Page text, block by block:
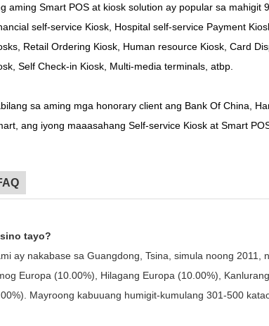
aming Smart POS at kiosk solution ay popular sa mahigit
self-service Kiosk, Hospital self-service Payment
Retail Ordering Kiosk, Human resource Kiosk, Card
Self Check-in Kiosk, Multi-media terminals, atbp.
sa aming mga honorary client ang Bank Of China,
ang iyong maaasahang Self-service Kiosk at Smart
tayo?
ay nakabase sa Guangdong, Tsina, simula noong
Europa (10.00%), Hilagang Europa (10.00%),
Mayroong kabuuang humigit-kumulang 301-500